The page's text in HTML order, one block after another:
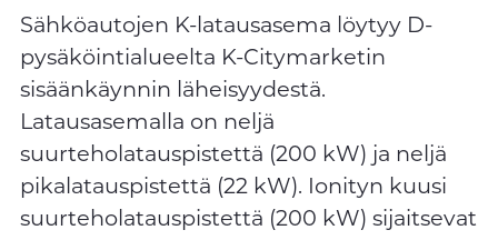
Sähköautojen K-latausasema löytyy D-
pysäköintialueelta K-Citymarketin
sisäänkäynnin läheisyydestä.
Latausasemalla on neljä
suurteholatauspistettä (200 kW) ja neljä
pikalatauspistettä (22 kW). Ionityn kuusi
suurteholatauspistettä (200 kW) sijaitsevat